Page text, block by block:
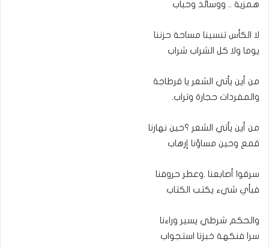
همزية .. ووسائد وحباب
لا الكأس تنسينا مساحة حزننا
يوما ولا كل الشراب شراب
من أين يأتي الشعر يا قرطاجة
والمفردات حجارة وتراب.
من أين يأتي الشعر ؟حين نهارنا
قمع وحين مساؤنا إرهاب
سرقوا أصابعنا .وعطر حروفنا
فبأي شيء يكتب الكتاب
والحكم شرطي يسير وراءنا
سرا فنكهة خبزنا استجواب